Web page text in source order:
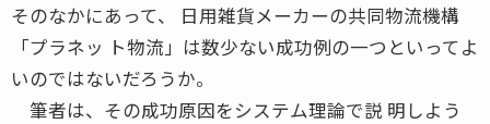
そのなかにあって、 日用雑貨メーカーの共同物流機構
「プラネッ ト物流」は数少ない成功例の一つといってよ
いのではないだろうか。
筆者は、その成功原因をシステム理論で説 明しよう